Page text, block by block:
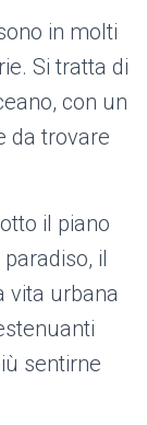
in molti
Si tratta di
con un
da trovare
il piano
il
vita urbana
sentirne